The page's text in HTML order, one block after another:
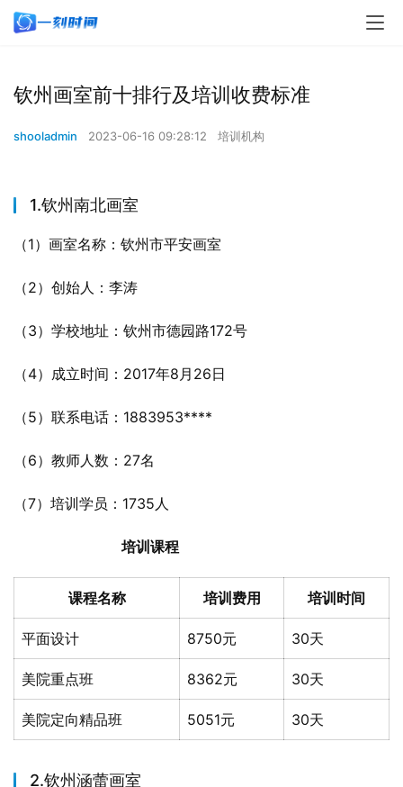
钦州画室前十排行及培训收费标准
shooladmin 2023-06-16 09:28:12 培训机构
1.钦州南北画室
（1）画室名称：钦州市平安画室
（2）创始人：李涛
（3）学校地址：钦州市德园路172号
（4）成立时间：2017年8月26日
（5）联系电话：1883953****
（6）教师人数：27名
（7）培训学员：1735人
培训课程
课程名称 培训费用 培训时间
平面设计 8750元 30天
美院重点班 8362元 30天
美院定向精品班 5051元 30天
2.钦州涵蕾画室